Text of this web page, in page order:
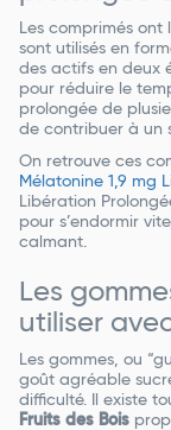
Les comprimés ont
sont utilisés en
des actifs en deux
pour réduire le
prolongée de
de contribuer à un
On retrouve ces
Mélatonine 1,9 mg
Libération
pour s’endormir
calmant.
Les
utiliser
Les gommes, ou
goût agréable
difficulté. Il existe
Fruits des Bois